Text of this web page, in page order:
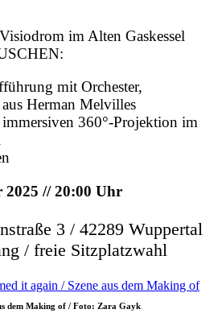
im Alten Gaskessel
mit Orchester,
Herman Melvilles
360°-Projektion im
2025 // 20:00 Uhr
3 / 42289 Wuppertal
/ freie Sitzplatzwahl
dem Making of / Foto: Zara Gayk